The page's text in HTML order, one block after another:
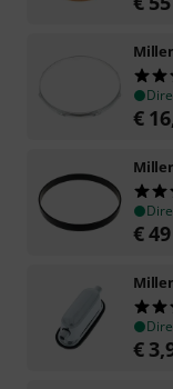
€
€49
€